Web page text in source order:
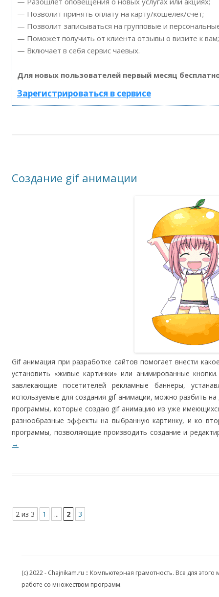
— Позволит принять оплату на карту/кошелек/счет;
— Позволит записываться на групповые и
— Поможет получить от клиента отзывы о визите к вам;
— Включает в себя сервис чаевых.
Для новых пользователей первый месяц
Зарегистрироваться в сервисе
Создание gif анимации
Gif анимация при разработке сайтов помогает внести
установить «живые картинки» или анимированные
завлекающие посетителей рекламные баннеры,
используемые для создания gif анимации, можно разбить на
программы, которые создаю gif анимацию из уже
разнообразные эффекты на выбранную картинку, и ко
программы, позволяющие производить создание и
→
2 из 3 1 ... 2 3
(c) 2022 - Chajnikam.ru :: Компьютерная грамотность. Все для
работе со множеством программ.